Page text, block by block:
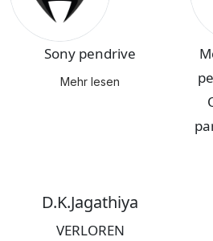
Sony pendrive
Mehr lesen
D.K.Jagathiya
VERLOREN